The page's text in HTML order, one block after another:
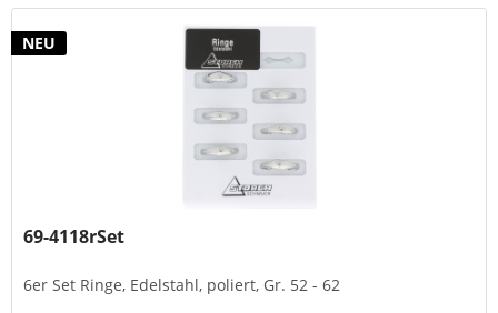
NEU
69-4118rSet
6er Set Ringe, Edelstahl, poliert, Gr. 52 - 62